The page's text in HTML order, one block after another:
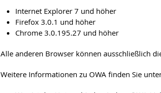
Internet Explorer 7 und höher
Firefox 3.0.1 und höher
Chrome 3.0.195.27 und höher
Alle anderen Browser können ausschließlich
Weitere Informationen zu OWA finden Sie